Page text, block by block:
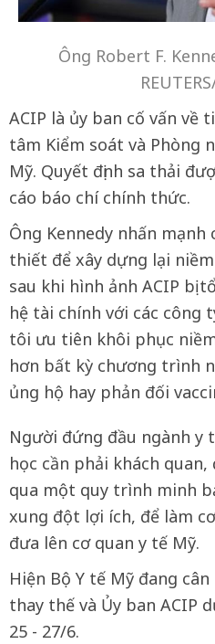
Ông Robert F.
ACIP là ủy ban cố vấn về
tâm Kiểm soát và Phòng
Mỹ. Quyết định sa thải
cáo báo chí chính thức.
Ông Kennedy nhấn mạnh
thiết để xây dựng lại
sau khi hình ảnh ACIP bị
hệ tài chính với các công
tôi ưu tiên khôi phục
hơn bất kỳ chương trình
ủng hộ hay phản đối
Người đứng đầu ngành y
học cần phải khách
qua một quy trình minh
xung đột lợi ích, để làm
đưa lên cơ quan y tế Mỹ.
Hiện Bộ Y tế Mỹ đang
thay thế và Ủy ban ACIP
25 - 27/6.